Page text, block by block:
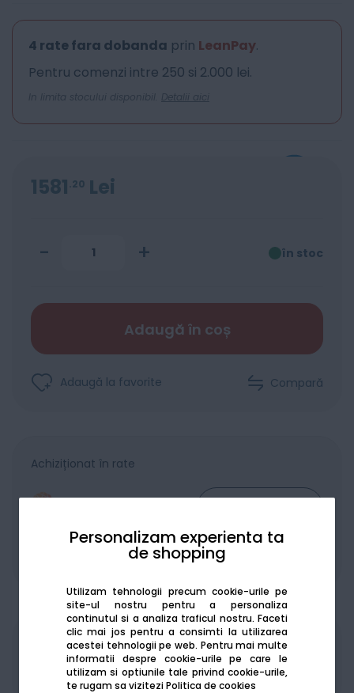
Personalizam experienta ta
de shopping
Utilizam tehnologii precum cookie-urile pe
site-ul nostru pentru a personaliza
continutul si a analiza traficul nostru. Faceti
clic mai jos pentru a consimti la utilizarea
acestei tehnologii pe web. Pentru mai multe
informatii despre cookie-urile pe care le
utilizam si optiunile tale privind cookie-urile,
te rugam sa viziteziPolitica de cookies
4 rate fara dobanda prin LeanPay.
Pentru comenzi intre 250 si 2.000 lei.
In limita stocului disponibil. Detalii aici
1581 20 Lei
- + în stoc
Adaugă în coș
Adaugă la favorite Compară
Achiziționat în rate
Lei / lună
Produsele sunt disponibile pe platforma de
achizitii publice SEAP/SICAP